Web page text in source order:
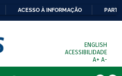
ACESSO À INFORMAÇÃO
ENGLISH
ACESSIBILIDADE
A+ A-